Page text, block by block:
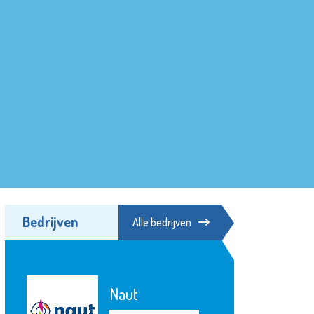
Bedrijven Alle bedrijven
Naut